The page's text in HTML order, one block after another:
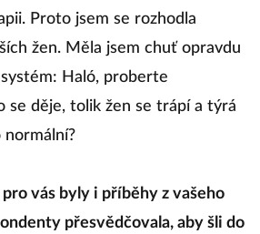
Proto jsem se rozhodla
žen. Měla jsem chuť opravdu
Haló, proberte
se děje, tolik žen se trápí a týrá
normální?
vás byly i příběhy z vašeho
přesvědčovala, aby šli do